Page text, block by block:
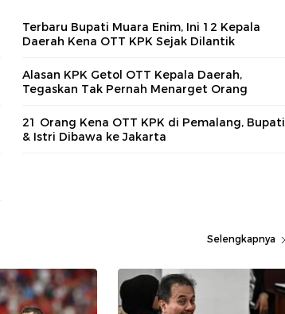
Terbaru Bupati Muara Enim, Ini 12 Kepala
Daerah Kena OTT KPK Sejak Dilantik
Alasan KPK Getol OTT Kepala Daerah,
Tegaskan Tak Pernah Menarget Orang
21 Orang Kena OTT KPK di Pemalang, Bupati
& Istri Dibawa ke Jakarta
Selengkapnya